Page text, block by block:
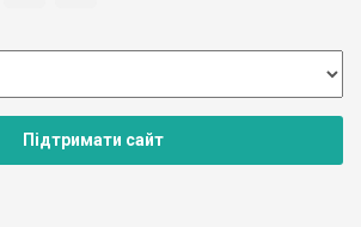
Підтримати сайт